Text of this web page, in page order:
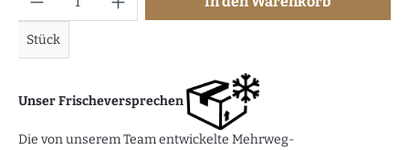
Stück
Unser Frischeversprechen
Die von unserem Team entwickelte Mehrweg-